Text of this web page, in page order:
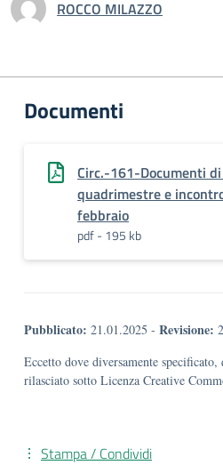
ROCCO MILAZZO
Documenti
Circ.-161-Documenti
quadrimestre e
febbraio
pdf - 195 kb
Pubblicato: 21.01.2025 - Revisione:
Eccetto dove diversamente
rilasciato sotto Licenza Creative
Stampa / Condividi